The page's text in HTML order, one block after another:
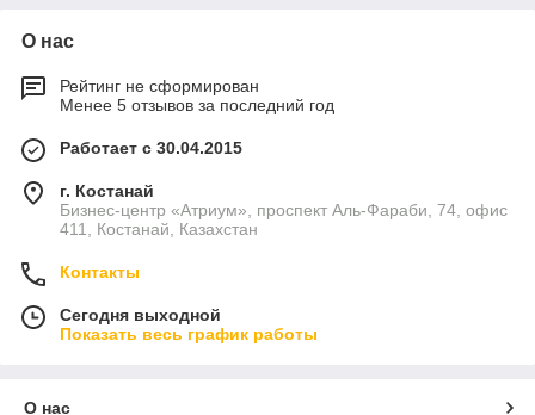
О нас
Рейтинг не сформирован
Менее 5 отзывов за последний год
Работает с 30.04.2015
г. Костанай
Бизнес-центр «Атриум», проспект Аль-Фараби, 74, офис
411, Костанай, Казахстан
Контакты
Сегодня выходной
Показать весь график работы
О нас